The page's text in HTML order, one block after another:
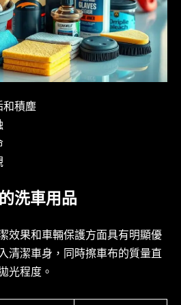
和積塵
洗車用品
效果和車輛保護方面具有明顯優
清潔車身，同時擦車布的質量直
光程度。